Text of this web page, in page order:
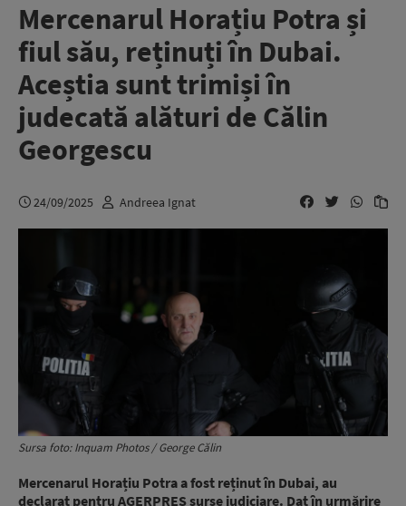
Mercenarul Horațiu Potra și
fiul său, reținuți în Dubai.
Aceștia sunt trimiși în
judecată alături de Călin
Georgescu
24/09/2025 Andreea Ignat
Sursa foto: Inquam Photos / George Călin
Mercenarul Horațiu Potra a fost reținut în Dubai, au
declarat pentru AGERPRESsurse judiciare. Dat în urmărire